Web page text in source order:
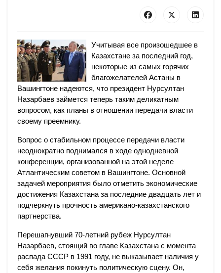
Учитывая все произошедшее в
Казахстане за последний год,
некоторые из самых горячих
благожелателей Астаны в
Вашингтоне надеются, что президент Нурсултан
Назарбаев займется теперь таким деликатным
вопросом, как планы в отношении передачи власти
своему преемнику.
Вопрос о стабильном процессе передачи власти
неоднократно поднимался в ходе однодневной
конференции, организованной на этой неделе
Атлантическим советом в Вашингтоне. Основной
задачей мероприятия было отметить экономические
достижения Казахстана за последние двадцать лет и
подчеркнуть прочность американо-казахстанского
партнерства.
Перешагнувший 70-летний рубеж Нурсултан
Назарбаев, стоящий во главе Казахстана с момента
распада СССР в 1991 году, не выказывает наличия у
себя желания покинуть политическую сцену. Он,